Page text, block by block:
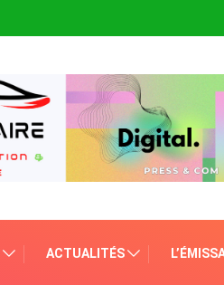
ACTUALITÉS